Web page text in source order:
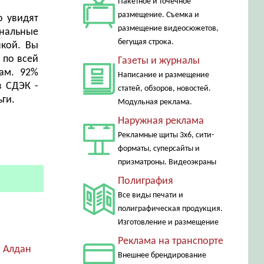
увидят
Вы
всей
92%
СДЭК -
Алдан
размещение. Съемка и
размещение видеосюжетов,
бегущая строка.
Газеты и журналы
Написание и размещение
статей, обзоров, новостей.
Модульная реклама.
Наружная реклама
Рекламные щиты 3х6, сити-
форматы, суперсайты и
призматроны. Видеоэкраны
Полиграфия
Все виды печати и
полиграфическая продукция.
Изготовление и размещение
Реклама на транспорте
Внешнее брендирование